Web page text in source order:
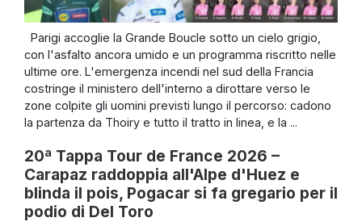
Parigi accoglie la Grande Boucle sotto un cielo grigio,
con l'asfalto ancora umido e un programma riscritto nelle
ultime ore. L'emergenza incendi nel sud della Francia
costringe il ministero dell'interno a dirottare verso le
zone colpite gli uomini previsti lungo il percorso: cadono
la partenza da Thoiry e tutto il tratto in linea, e la ...
20ª Tappa Tour de France 2026 –
Carapaz raddoppia all'Alpe d'Huez e
blinda il pois, Pogacar si fa gregario per il
podio di Del Toro